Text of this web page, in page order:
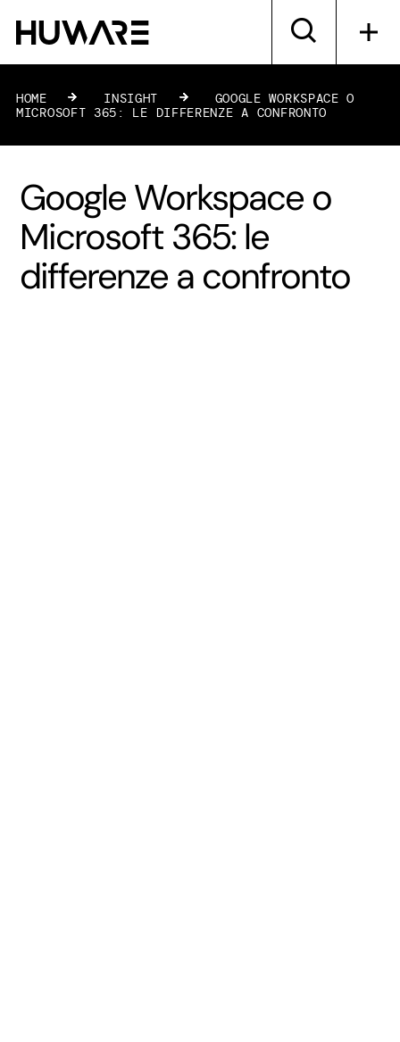
HOME » INSIGHT »
GOOGLE WORKSPACE O
MICROSOFT 365: LE DIFFERENZE A CONFRONTO
Google Workspace o
Microsoft 365: le
differenze a confronto